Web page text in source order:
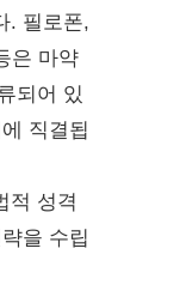
. 필로폰,
은 마약
되어 있
직결됩
적 성격
을 수립